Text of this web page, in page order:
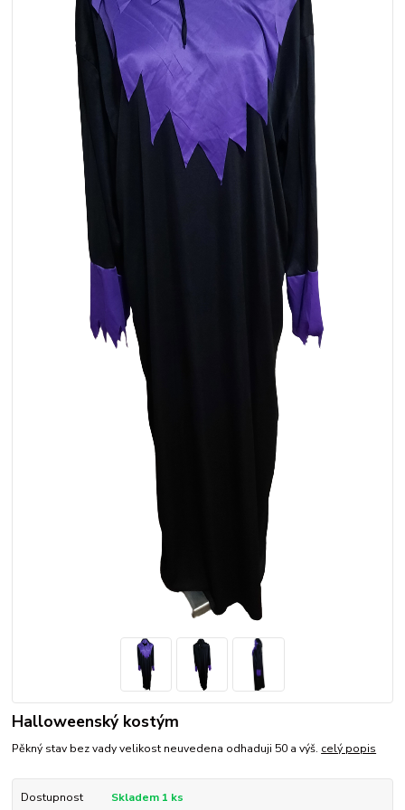
Halloweenský kostým
Pěkný stav bez vady velikost neuvedena odhaduji 50 a výš. celý popis
Dostupnost Skladem 1 ks